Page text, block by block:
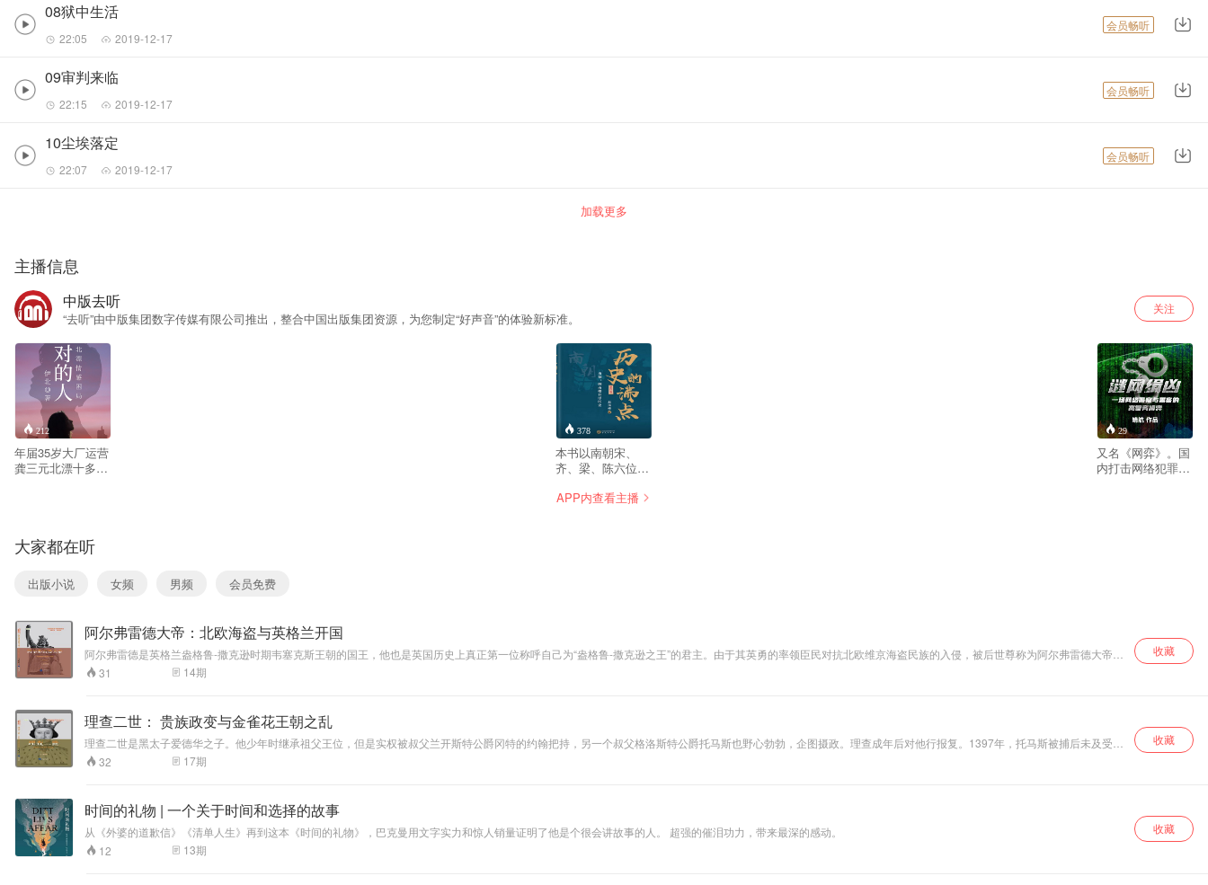
08狱中生活
22:05 2019-12-17
会员畅听
09审判来临
22:15 2019-12-17
会员畅听
10尘埃落定
22:07 2019-12-17
会员畅听
加载更多
主播信息
中版去听
“去听”由中版集团数字传媒有限公司推出，整合中国出版集团资源，为您制定“好声音”的体验新标准。
关注
212
年届35岁大厂运营
龚三元北漂十多
城定居。孰料随夫
升迁进京的大姑姐
刺激了她。三元一
怒之下在环京买了
俩打算在事业上搏
最后一把；三元的
弟弟龚八斗硕士毕
业留京，母亲和姐
姐都巴望着他能找
力的女人结婚，并
积极给他介绍对
象，但八斗却始终
放不下自尊。一次
偶然，八斗和初恋
她抛弃了他，现
在，她芳华不再满
身疲倦野心依旧一
无所有……
378
本书以南朝宋、
齐、梁、陈六位帝
史迷雾，走进历史
29
又名《网弈》。国
内打击网络犯罪题
全治理的深广意
义。小说展开了一
场有关网络谣言与
提出一个关于深具
野心的虚拟身份与
现实情感无可逃避
警察何凭借过硬的
网络科技技能，不
APP内查看主播
大家都在听
出版小说 女频 男频 会员免费
阿尔弗雷德大帝：北欧海盗与英格兰开国
阿尔弗雷德是英格兰盎格鲁-撒克逊时期韦塞克斯王朝的国王，他也是英国历史上真正第一位称呼自己为“盎格鲁-撒克逊之王”的君主。由于其英勇的率领臣民对抗北欧维京海盗民族的入侵，被后世尊称为阿尔弗雷德大帝，
同时也是英国唯一一位被授予“大帝”名号的君主。他是一个善于学习的人，鼓励教育，翻译大批古典名著，并编纂《盎格鲁-撒克逊编年史》，大力完善他的国家的法律体系和军队结构。
31 14期
收藏
理查二世： 贵族政变与金雀花王朝之乱
理查二世是黑太子爱德华之子。他少年时继承祖父王位，但是实权被叔父兰开斯特公爵冈特的约翰把持，另一个叔父格洛斯特公爵托马斯也野心勃勃，企图摄政。理查成年后对他行报复。1397年，托马斯被捕后未及受审
就暴死在狱中，公爵头衔被废除；还驱逐了冈特的约翰的长子、自己的堂弟博林布鲁克的亨利，并在1399年约翰去世后没收了兰开斯特家族的领地。1399年，亨利远征爱尔兰时举兵拘捕，并让国会同意将理查废黜，了
他。
32 17期
收藏
时间的礼物 | 一个关于时间和选择的故事
从《外婆的道歉信》《清单人生》再到这本《时间的礼物》，巴克曼用文字实力和惊人销量证明了他是个很会讲故事的人。 超强的催泪功力，带来最深的感动。
12
13期
收藏